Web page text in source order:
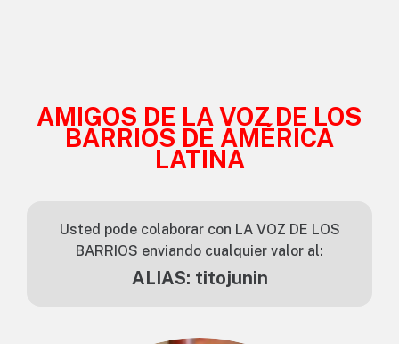
AMIGOS DE LA VOZ DE LOS
BARRIOS DE AMÉRICA
LATINA
Usted pode colaborar con LA VOZ DE LOS
BARRIOS enviando cualquier valor al:
ALIAS: titojunin